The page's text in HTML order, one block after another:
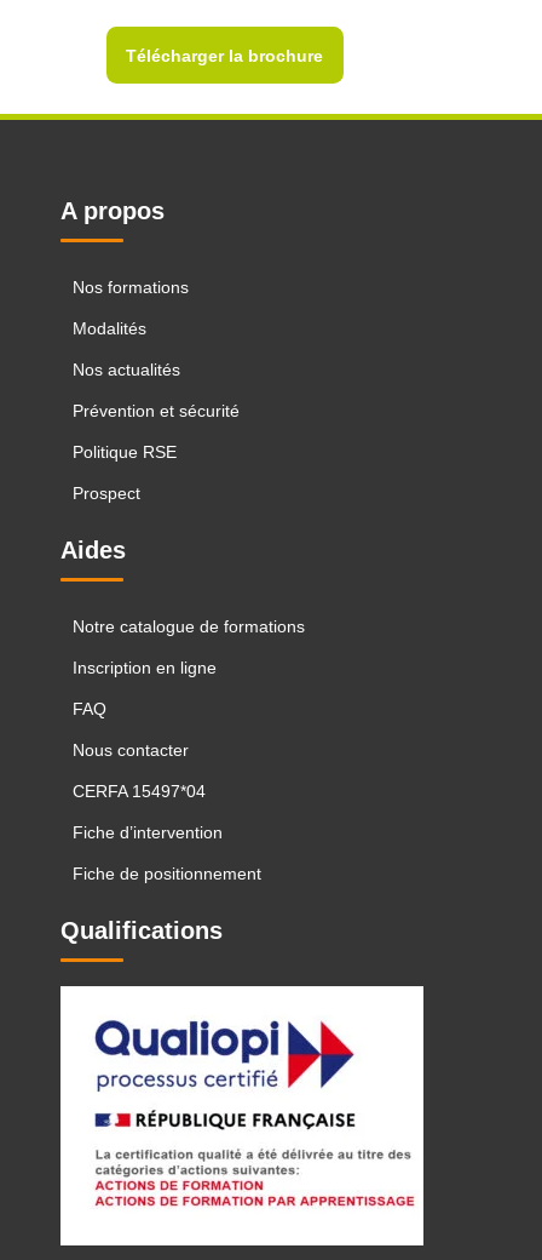
Télécharger la brochure
A propos
Nos formations
Modalités
Nos actualités
Prévention et sécurité
Politique RSE
Prospect
Aides
Notre catalogue de formations
Inscription en ligne
FAQ
Nous contacter
CERFA 15497*04
Fiche d’intervention
Fiche de positionnement
Qualifications